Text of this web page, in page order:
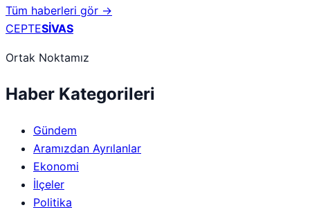
Tüm haberleri gör →
CEPTESİVAS
Ortak Noktamız
Haber Kategorileri
Gündem
Aramızdan Ayrılanlar
Ekonomi
İlçeler
Politika